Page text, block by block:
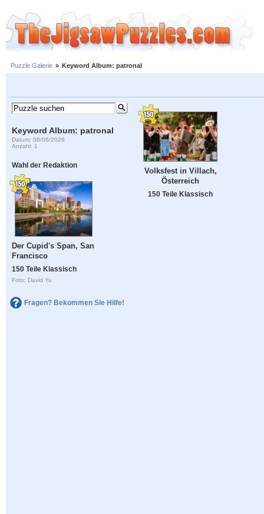
Puzzle Galerie » Keyword Album: patronal
Keyword Album: patronal
Datum: 08/06/2026
Anzahl: 1
Wahl der Redaktion
Der Cupid's Span, San
Francisco
150 Teile Klassisch
Foto: David Yu
Fragen? Bekommen Sie Hilfe!
Volksfest in Villach,
Österreich
150 Teile Klassisch